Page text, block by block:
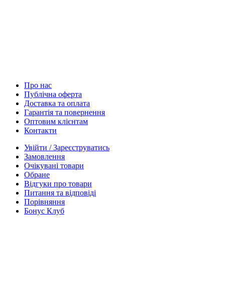
Про нас
Публічна оферта
Доставка та оплата
Гарантія та повернення
Оптовим клієнтам
Контакти
Увійти / Зареєструватись
Замовлення
Очікувані товари
Обране
Відгуки про товари
Питання та відповіді
Порівняння
Бонус Клуб